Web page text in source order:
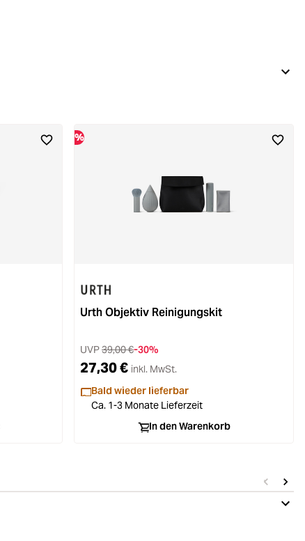
%
Urth Objektiv Reinigungskit
UVP39,00 €-30%
27,30 € inkl. MwSt.
Bald wieder lieferbar
Ca. 1-3 Monate Lieferzeit
In den Warenkorb